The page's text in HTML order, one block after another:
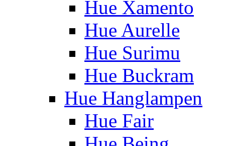
Hue Xamento
Hue Aurelle
Hue Surimu
Hue Buckram
Hue Hanglampen
Hue Fair